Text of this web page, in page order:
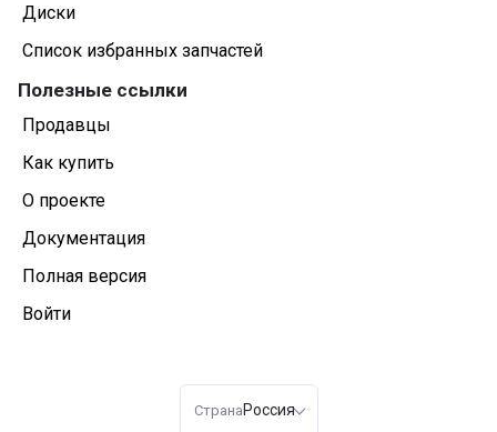
Диски
Список избранных запчастей
Полезные ссылки
Продавцы
Как купить
О проекте
Документация
Полная версия
Войти
Страна Россия